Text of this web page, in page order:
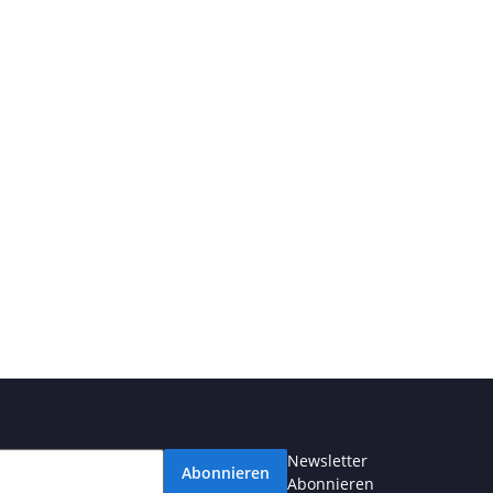
Abonnieren
Newsletter
Abonnieren